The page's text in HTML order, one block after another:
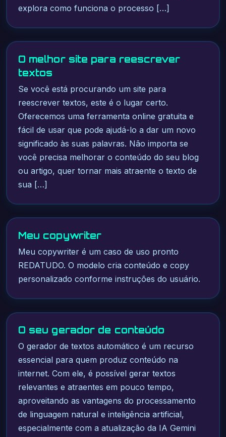
explora como funciona o processo […]
O melhor site para reescrever
textos
Se você está procurando um site para
reescrever textos, este é o lugar certo.
Oferecemos uma ferramenta online gratuita e
fácil de usar que pode ajudá-lo a dar um novo
significado às suas palavras. Não importa se
você precisa melhorar o conteúdo do seu blog
ou artigo, quer tornar mais atraente o texto de
sua […]
Meu copywriter
Meu copywriter é um caso de uso pronto
REDATUDO. O modelo cria conteúdo e copy
personalizado conforme instruções do usuário.
O seu gerador de conteúdo
O gerador de textos automático é um recurso
essencial para quem produz conteúdo na
internet. Com ele, é possível gerar textos
relevantes e atraentes em pouco tempo,
aproveitando as vantagens do processamento
de linguagem natural e inteligência artificial,
especialmente com a atualização da IA Gemini